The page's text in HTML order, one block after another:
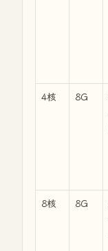
4核 8G
8核 8G